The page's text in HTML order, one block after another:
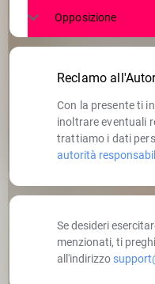
Opposizione
Reclamo
Con la presente ti
inoltrare eventuali
trattiamo i dati
autorità
Se desideri
menzionati, ti
all'indirizzo